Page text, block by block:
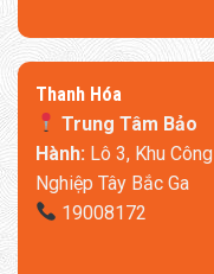
Thanh Hóa
Trung Tâm Bảo
Hành:Lô 3, Khu Công
Nghiệp Tây Bắc Ga
19008172